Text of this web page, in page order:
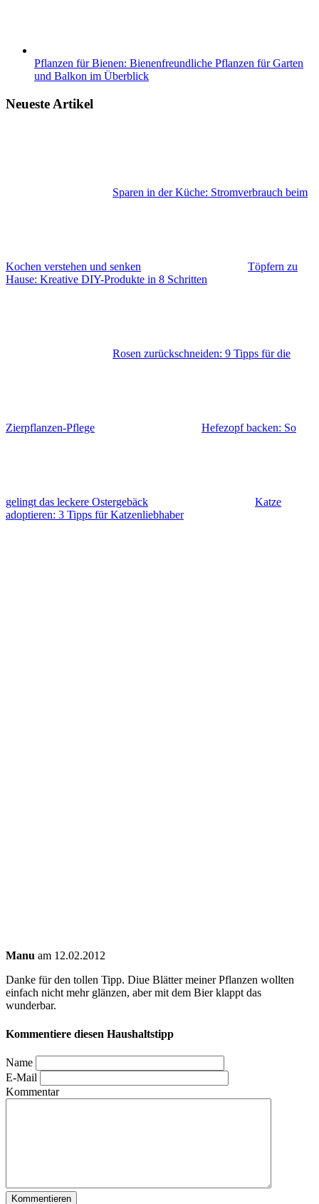
Pflanzen für Bienen: Bienenfreundliche Pflanzen für Garten
und Balkon im Überblick
Neueste Artikel
Sparen in der Küche: Stromverbrauch beim
Kochen verstehen und senken
Töpfern zu
Hause: Kreative DIY-Produkte in 8 Schritten
Rosen zurückschneiden: 9 Tipps für die
Zierpflanzen-Pflege Hefezopf backen: So
gelingt das leckere Ostergebäck
Katze
adoptieren: 3 Tipps für Katzenliebhaber
Manu am 12.02.2012
Danke für den tollen Tipp. Diue Blätter meiner Pflanzen wollten
einfach nicht mehr glänzen, aber mit dem Bier klappt das
wunderbar.
Kommentiere diesen Haushaltstipp
Name
E-Mail
Kommentar